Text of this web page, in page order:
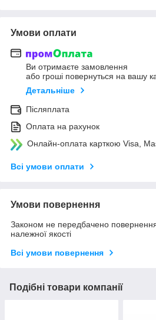
Умови оплати
Ви отримаєте замовлення
або гроші повернуться на вашу
Детальніше
Післяплата
Оплата на рахунок
Онлайн-оплата карткою Visa,
Всі умови оплати
Умови повернення
Законом не передбачено
належної якості
Всі умови повернення
Подібні товари компанії